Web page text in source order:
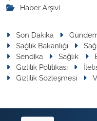
Haber Arşivi
Son Dakika
Sağlık Bakanlığı
Sendika
Sağlık
Gizlilik Politikası
Gizlilik Sözleşmesi